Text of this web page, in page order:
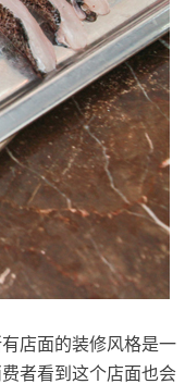
店面的装修风格是一
者看到这个店面也会